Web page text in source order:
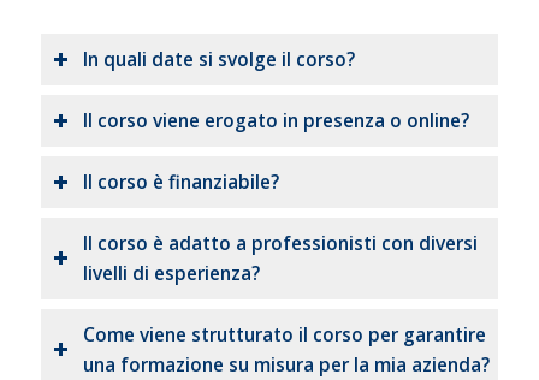
In quali date si svolge il corso?
Il corso viene erogato in presenza o online?
Il corso è finanziabile?
Il corso è adatto a professionisti con diversi
livelli di esperienza?
Come viene strutturato il corso per garantire
una formazione su misura per la mia azienda?